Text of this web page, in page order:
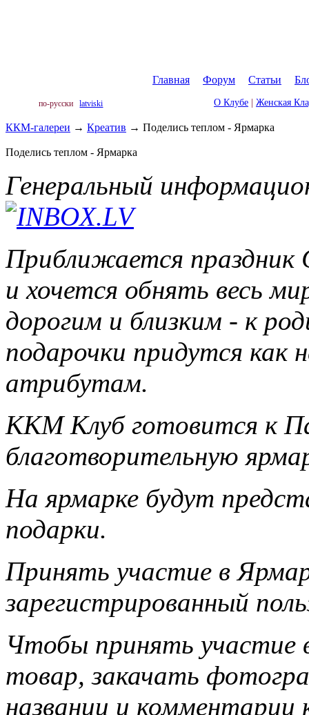
Главная Форум Статьи
по-русски latviski О Клубе Женская
ККМ-галереи → Креатив → Поделись теплом - Ярмарка
Поделись теплом - Ярмарка
Генеральный
Приближается праздник
и хочется обнять весь
дорогим и близким - к
подарочки придутся как
атрибутам.
ККМ Клуб готовится к
благотворительную
На ярмарке будут
подарки.
Принять участие в
зарегистрированный
Чтобы принять участие
товар, закачать
названии и